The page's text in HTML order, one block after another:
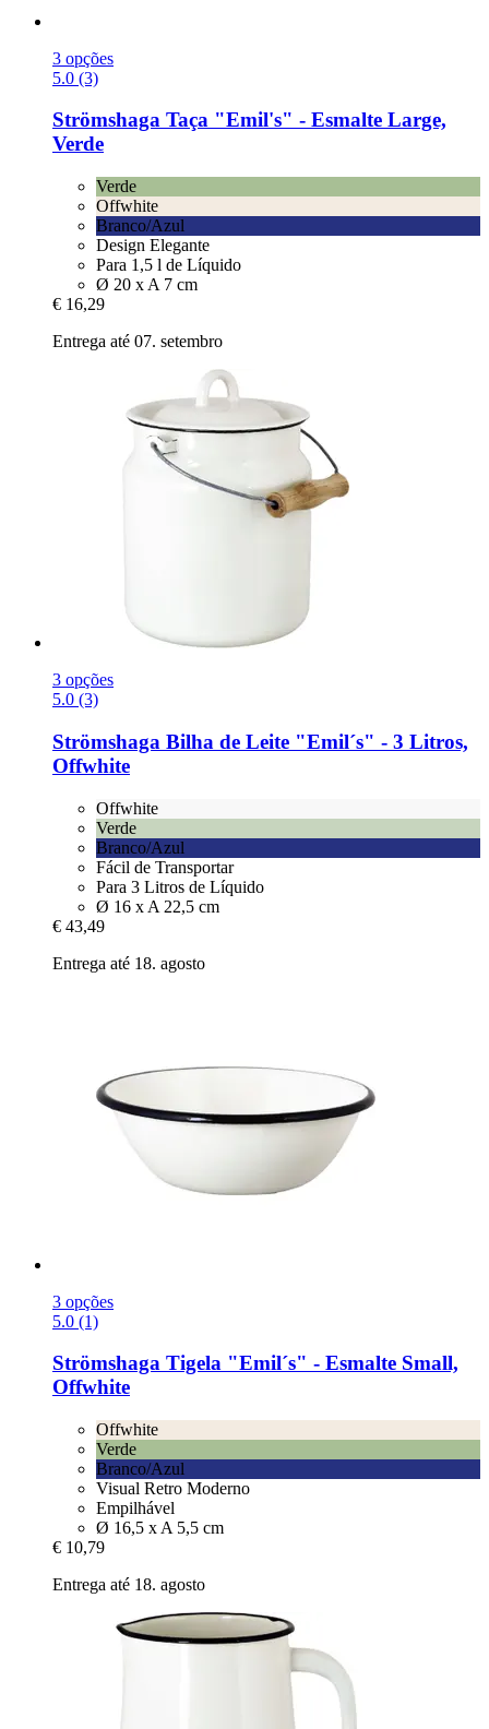
3 opções
5.0 (3)
Strömshaga Taça "Emil's" -​ Esmalte Large,
Verde
Verde
Offwhite
Branco/Azul
Design Elegante
Para 1,5 l de Líquido
Ø 20 x A 7 cm
€ 16,29
Entrega até 07. setembro
3 opções
5.0 (3)
Strömshaga Bilha de Leite "Emil´s" -​ 3 Litros,
Offwhite
Offwhite
Verde
Branco/Azul
Fácil de Transportar
Para 3 Litros de Líquido
Ø 16 x A 22,5 cm
€ 43,49
Entrega até 18. agosto
3 opções
5.0 (1)
Strömshaga Tigela "Emil´s" -​ Esmalte Small,
Offwhite
Offwhite
Verde
Branco/Azul
Visual Retro Moderno
Empilhável
Ø 16,5 x A 5,5 cm
€ 10,79
Entrega até 18. agosto